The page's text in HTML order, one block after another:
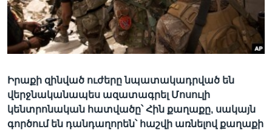
Լեզուներ
Իրաքի զինված ուժերը նպատակադրված են
վերջնականապես ազատագրել Մոսուլի
կենտրոնական հատվածը՝ Հին քաղաքը, սակայն
գործում են դանդաղորեն՝ հաշվի առնելով քաղաքի